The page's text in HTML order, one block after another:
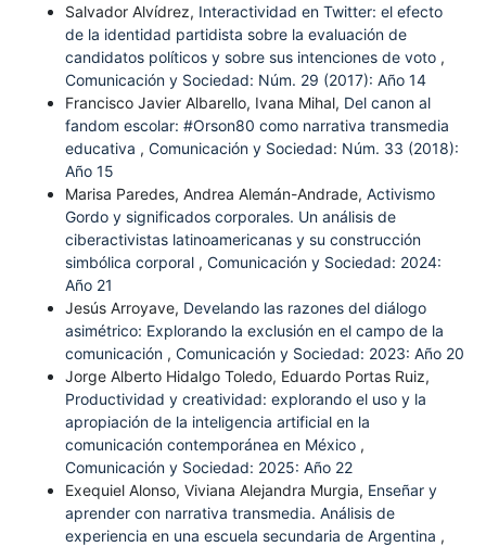
Salvador Alvídrez, Interactividad en Twitter: el efecto
de la identidad partidista sobre la evaluación de
candidatos políticos y sobre sus intenciones de voto ,
Comunicación y Sociedad: Núm. 29 (2017): Año 14
Francisco Javier Albarello, Ivana Mihal, Del canon al
fandom escolar: #Orson80 como narrativa transmedia
educativa , Comunicación y Sociedad: Núm. 33 (2018):
Año 15
Marisa Paredes, Andrea Alemán-Andrade, Activismo
Gordo y significados corporales. Un análisis de
ciberactivistas latinoamericanas y su construcción
simbólica corporal , Comunicación y Sociedad: 2024:
Año 21
Jesús Arroyave, Develando las razones del diálogo
asimétrico: Explorando la exclusión en el campo de la
comunicación , Comunicación y Sociedad: 2023: Año 20
Jorge Alberto Hidalgo Toledo, Eduardo Portas Ruiz,
Productividad y creatividad: explorando el uso y la
apropiación de la inteligencia artificial en la
comunicación contemporánea en México ,
Comunicación y Sociedad: 2025: Año 22
Exequiel Alonso, Viviana Alejandra Murgia, Enseñar y
aprender con narrativa transmedia. Análisis de
experiencia en una escuela secundaria de Argentina ,